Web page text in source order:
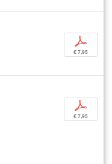
p
€ 7,95
p
€ 7,95